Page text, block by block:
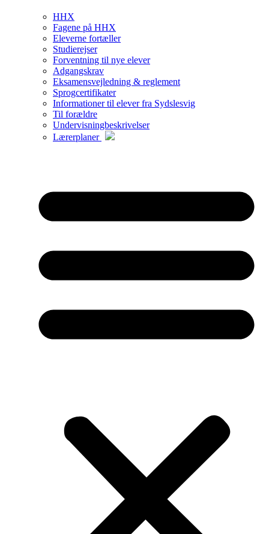
HHX
Fagene på HHX
Eleverne fortæller
Studierejser
Forventning til nye elever
Adgangskrav
Eksamensvejledning & reglement
Sprogcertifikater
Informationer til elever fra Sydslesvig
Til forældre
Undervisningbeskrivelser
Lærerplaner